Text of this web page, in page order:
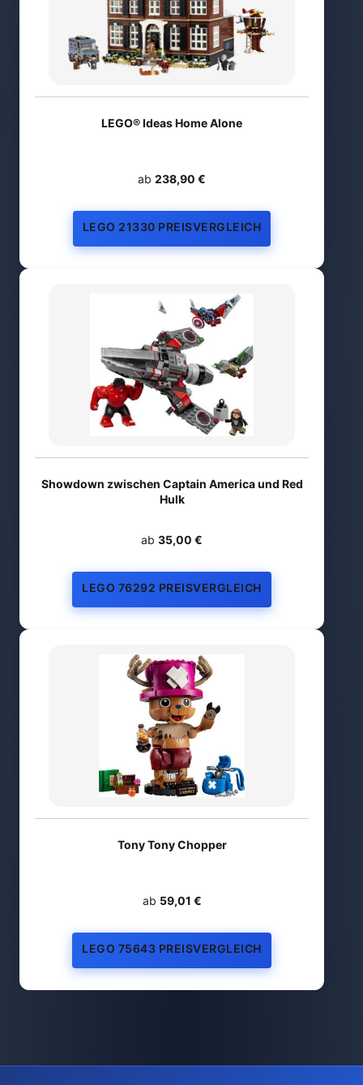
LEGO® Ideas Home Alone
ab 238,90 €
LEGO 21330 PREISVERGLEICH
Showdown zwischen Captain America und Red
Hulk
ab 35,00 €
LEGO 76292 PREISVERGLEICH
Tony Tony Chopper
ab 59,01 €
LEGO 75643 PREISVERGLEICH